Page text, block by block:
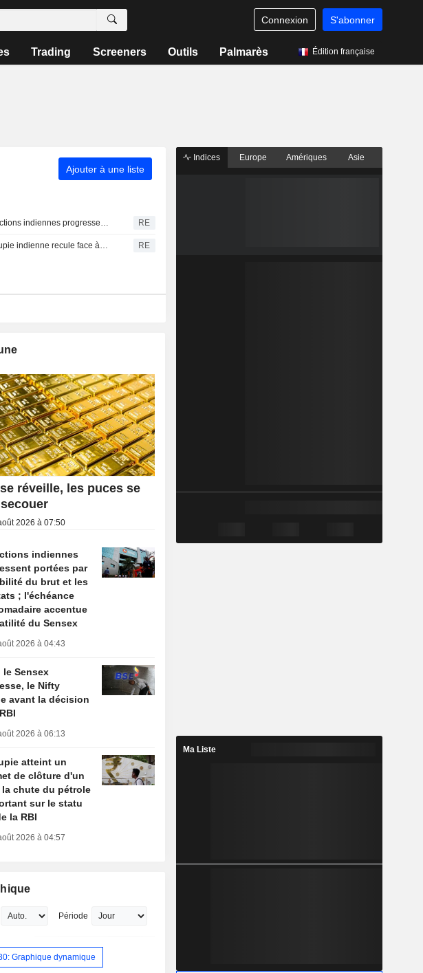
Connexion S'abonner
Trading Screeners Outils Palmarès Édition française
Ajouter à une liste
Les actions indiennes progressent portées par la stabilité du brut et les résultats ; l'échéance hebdomadaire accentue la volatilité du Sensex RE
La roupie indienne recule face à la demande des importateurs, les primes de change à terme tombent à un plus bas d'un mois RE
réveille, les puces se
2026 à 07:50
indiennes
portées par
du brut et les
; l'échéance
accentue
du Sensex
2026 à 04:43
le Sensex
le Nifty
avant la décision
2026 à 06:13
atteint un
de clôture d'un
la chute du pétrole
sur le statu
la RBI
2026 à 04:57
Période
Graphique dynamique
Indices Europe Amériques Asie
Ma Liste